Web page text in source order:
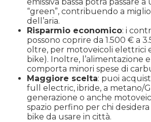
“green”, contribuendo a
dell’aria.
Risparmio economico: i
possono coprire da 1.500 € a
oltre, per motoveicoli elettrici
bike). Inoltre, l’alimentazione
comporta minori spese di
Maggiore scelta: puoi
full electric, ibride, a metano/
generazione o anche
spazio perfino per chi
bike da usare in città.